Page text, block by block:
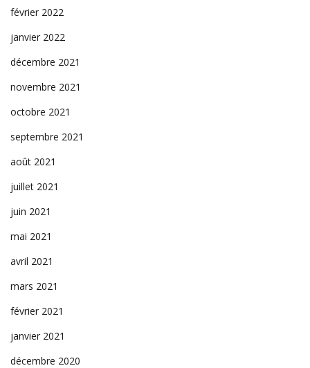
février 2022
janvier 2022
décembre 2021
novembre 2021
octobre 2021
septembre 2021
août 2021
juillet 2021
juin 2021
mai 2021
avril 2021
mars 2021
février 2021
janvier 2021
décembre 2020